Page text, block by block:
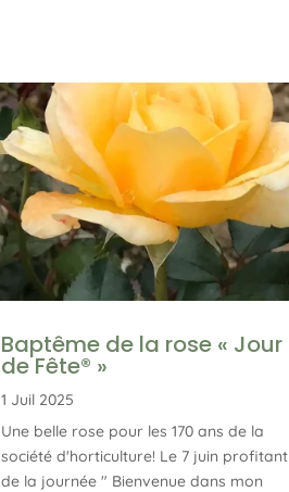
Baptême de la rose « Jour
de Fête® »
1 Juil 2025
Une belle rose pour les 170 ans de la
société d'horticulture! Le 7 juin profitant
de la journée " Bienvenue dans mon